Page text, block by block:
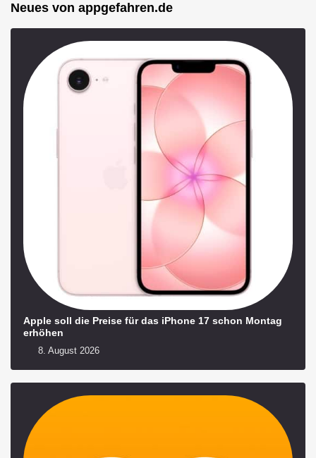
Neues von appgefahren.de
Apple soll die Preise für das iPhone 17 schon Montag
erhöhen
8. August 2026